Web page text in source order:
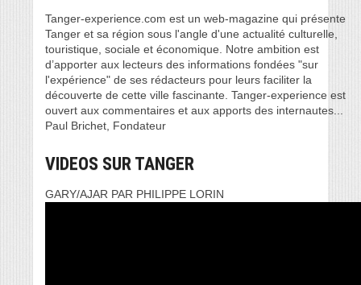
Tanger-experience.com est un web-magazine qui présente
Tanger et sa région sous l'angle d'une actualité culturelle,
touristique, sociale et économique. Notre ambition est
d’apporter aux lecteurs des informations fondées "sur
l'expérience" de ses rédacteurs pour leurs faciliter la
découverte de cette ville fascinante. Tanger-experience est
ouvert aux commentaires et aux apports des internautes...
Paul Brichet, Fondateur
VIDEOS SUR TANGER
GARY/AJAR PAR PHILIPPE LORIN